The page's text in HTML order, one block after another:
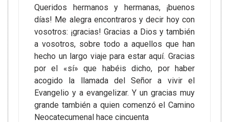
Queridos hermanos y hermanas, ¡buenos
días! Me alegra encontraros y decir hoy con
vosotros: ¡gracias! Gracias a Dios y también
a vosotros, sobre todo a aquellos que han
hecho un largo viaje para estar aquí. Gracias
por el «sí» que habéis dicho, por haber
acogido la llamada del Señor a vivir el
Evangelio y a evangelizar. Y un gracias muy
grande también a quien comenzó el Camino
Neocatecumenal hace cincuenta